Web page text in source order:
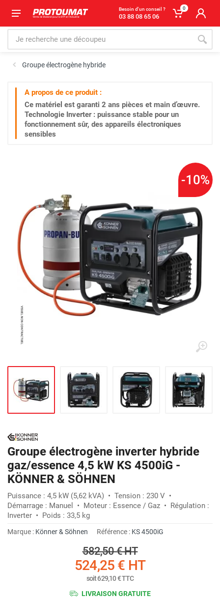
Besoin d'un conseil ?
03 88 08 65 06
0
Groupe électrogène hybride
A propos de ce produit :
Ce matériel est garanti 2 ans pièces et main d’œuvre.
Technologie Inverter : puissance stable pour un
fonctionnement sûr, des appareils électroniques
sensibles
-10%
Groupe électrogène inverter hybride
gaz/essence 4,5 kW KS 4500iG -
KÖNNER & SÖHNEN
Puissance : 4,5 kW (5,62 kVA) • Tension : 230 V •
Démarrage : Manuel • Moteur : Essence / Gaz • Régulation :
Inverter • Poids : 33,5 kg
Marque : Könner & Söhnen Référence : KS 4500iG
582,50 €HT
524,25 € HT
soit629,10 €TTC
LIVRAISON GRATUITE